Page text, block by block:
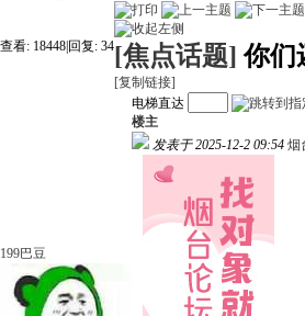
查看: 18448 回复: 34[焦点话题] 你们
[复制链接]
199巴豆
电梯直达
楼主
发表于 2025-12-2 09:54 烟